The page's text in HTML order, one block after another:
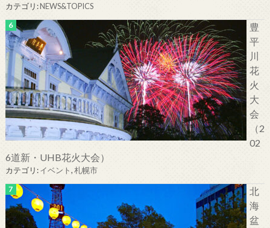
カテゴリ:NEWS&TOPICS
豊
平
川
花
火
大
会
（2
02
6道新・UHB花火大会）
カテゴリ:イベント,札幌市
北
海
盆